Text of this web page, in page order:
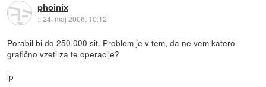
phoinix
::24. maj 2006, 10:12
Porabil bi do 250.000 sit. Problem je v tem, da ne vem katero
grafično vzeti za te operacije?
lp